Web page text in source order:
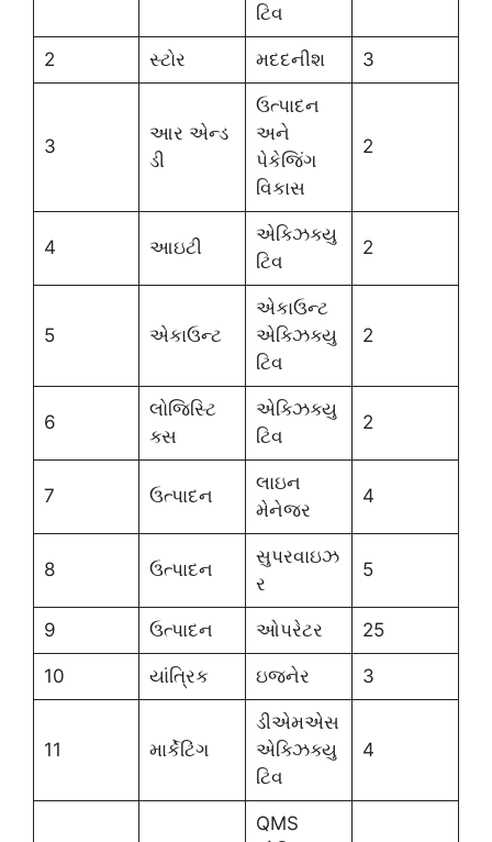
ટિવ
2 સ્ટોર મદદનીશ 3
3
આર એન્ડ
ડી
ઉત્પાદન
અને
પેકેજિંગ
વિકાસ
2
4 આઇટી
એક્ઝિક્યુ
ટિવ
2
5 એકાઉન્ટ
એકાઉન્ટ
એક્ઝિક્યુ
ટિવ
2
6
લોજિસ્ટિ
ક્સ
એક્ઝિક્યુ
ટિવ
2
7 ઉત્પાદન
લાઇન
મેનેજર
4
8 ઉત્પાદન
સુપરવાઇઝ
ર
5
9 ઉત્પાદન ઓપરેટર 25
10 યાંત્રિક ઇજનેર 3
11 માર્કેટિંગ
ડીએમએસ
એક્ઝિક્યુ
ટિવ
4
QMS